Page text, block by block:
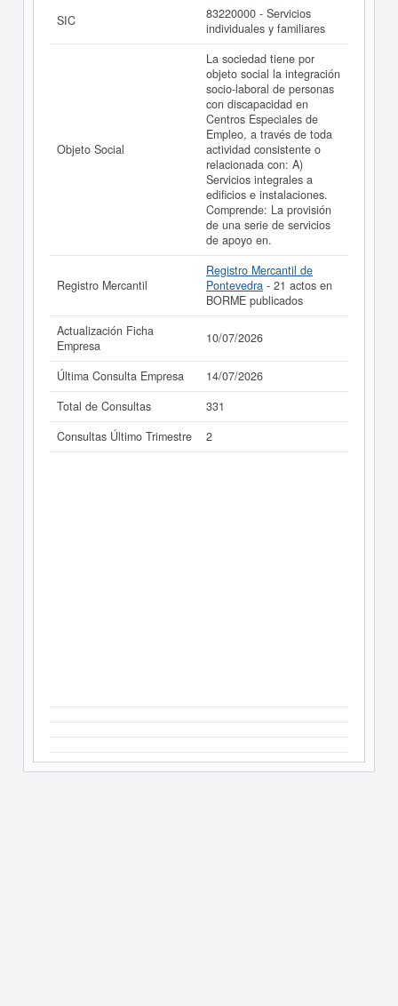
SIC
83220000 - Servicios
individuales y familiares
Objeto Social
La sociedad tiene por
objeto social la integración
socio-laboral de personas
con discapacidad en
Centros Especiales de
Empleo, a través de toda
actividad consistente o
relacionada con: A)
Servicios integrales a
edificios e instalaciones.
Comprende: La provisión
de una serie de servicios
de apoyo en.
Registro Mercantil
Registro Mercantil de
Pontevedra - 21 actos en
BORME publicados
Actualización Ficha
Empresa
10/07/2026
Última Consulta Empresa
14/07/2026
Total de Consultas
331
Consultas Último Trimestre
2